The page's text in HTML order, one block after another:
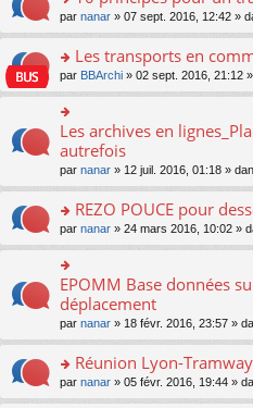
ré
c
e
nt
pl
u
ré
c
e
nt
n
le
pl
u
s
ré
c
e
nt
a
g
e
n
n
le
pl
u
s
e
nt
e
a
g
e
n
o
lu
le
pl
u
s
c
nt
ult
er
le
m
e
s
g
e
n
o
lu
le
pl
u
s
ré
e
o
n
ult
er
le
m
s
a
e
n
o
n
lu
le
pl
u
s
ré
e
par nanar » 07 sept. 2016, 12:42 »
o
n
s
ult
er
le
m
e
s
a
e
n
o
n
pl
u
s
Les transports en
par BBArchi » 02 sept. 2016, 21:12
n
ult
er
le
m
e
s
s
a
g
e
n
o
lu
Les archives en
autrefois
par nanar » 12 juil. 2016, 01:18 »
o
n
s
ult
er
le
m
e
s
a
REZO POUCE pour
par nanar » 24 mars 2016, 10:02 »
o
n
ult
er
le
m
e
EPOMM Base données
déplacement
par nanar » 18 févr. 2016, 23:57 »
o
n
Réunion Lyon-
par nanar » 05 févr. 2016, 19:44 »